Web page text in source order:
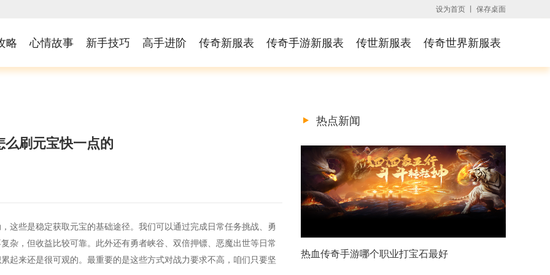
设为首页 保存桌面
略 心情故事 新手技巧 高手进阶 传奇新服表 传奇手游新服表 传世新服表 传奇世界新服表
么刷元宝快一点的
这些是稳定获取元宝的基础途径。我们可以通过完成日常任务挑战、勇
杂，但收益比较可靠。此外还有勇者峡谷、双倍押镖、恶魔出世等日常
起来还是很可观的。最重要的是这些方式对战力要求不高，咱们只要坚
热点新闻
热血传奇手游哪个职业打宝石最好